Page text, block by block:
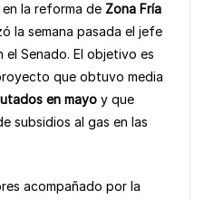
ar
e
la reforma de Zona Fría
la semana pasada el jefe
el Senado. El objetivo es
que obtuvo media
en mayo y que
subsidios al gas en las
acompañado por la